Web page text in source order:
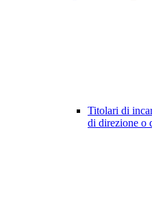
Titolari di
di direzione o